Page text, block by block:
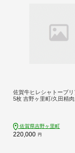
佐賀牛ヒレシャトーブ
5枚 吉野ヶ里町/久田精
佐賀県吉野ヶ里町
220,000 円